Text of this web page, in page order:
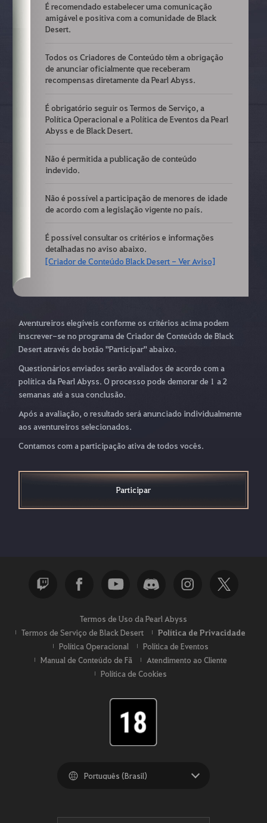
É recomendado estabelecer uma comunicação
amigável e positiva com a comunidade de Black
Desert.
Todos os Criadores de Conteúdo têm a obrigação
de anunciar oficialmente que receberam
recompensas diretamente da Pearl Abyss.
É obrigatório seguir os Termos de Serviço, a
Política Operacional e a Política de Eventos da Pearl
Abyss e de Black Desert.
Não é permitida a publicação de conteúdo
indevido.
Não é possível a participação de menores de idade
de acordo com a legislação vigente no país.
É possível consultar os critérios e informações
detalhadas no aviso abaixo.
[Criador de Conteúdo Black Desert - Ver Aviso]
Aventureiros elegíveis conforme os critérios acima podem
inscrever-se no programa de Criador de Conteúdo de Black
Desert através do botão "Participar" abaixo.
Questionários enviados serão avaliados de acordo com a
política da Pearl Abyss. O processo pode demorar de 1 a 2
semanas até a sua conclusão.
Após a avaliação, o resultado será anunciado individualmente
aos aventureiros selecionados.
Contamos com a participação ativa de todos vocês.
Participar
Termos de Uso da Pearl Abyss
Termos de Serviço de Black Desert
Política de Privacidade
Política Operacional
Política de Eventos
Manual de Conteúdo de Fã
Atendimento ao Cliente
Política de Cookies